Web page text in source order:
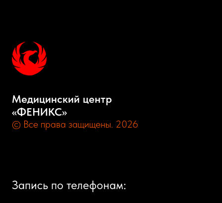
Медицинский центр
«ФЕНИКС»
© Все права защищены. 2026
Запись по телефонам: